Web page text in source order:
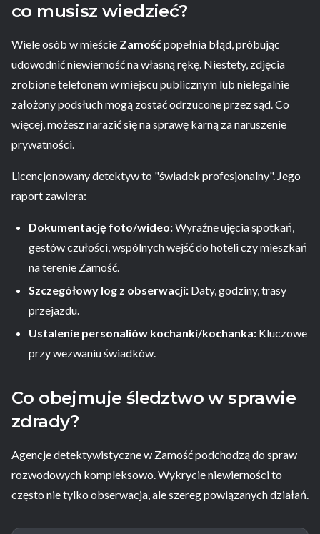
co musisz wiedzieć?
Wiele osób w mieście Zamośćpopełnia błąd, próbując
udowodnić niewierność na własną rękę. Niestety, zdjęcia
zrobione telefonem w miejscu publicznym lub nielegalnie
założony podsłuch mogą zostać odrzucone przez sąd. Co
więcej, możesz narazić się na sprawę karną za naruszenie
prywatności.
Licencjonowany detektyw to "świadek profesjonalny". Jego
raport zawiera:
Dokumentację foto/wideo:Wyraźne ujęcia spotkań,
gestów czułości, wspólnych wejść do hoteli czy mieszkań
na terenie Zamość.
Szczegółowy log z obserwacji: Daty, godziny, trasy
przejazdu.
Ustalenie personaliów kochanki/kochanka: Kluczowe
przy wezwaniu świadków.
Co obejmuje śledztwo w sprawie
zdrady?
Agencje detektywistyczne w Zamość podchodzą do spraw
rozwodowych kompleksowo. Wykrycie niewierności to
często nie tylko obserwacja, ale szereg powiązanych działań.